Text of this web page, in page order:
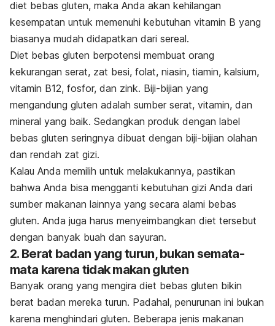
diet bebas gluten, maka Anda akan kehilangan
kesempatan untuk memenuhi kebutuhan vitamin B yang
biasanya mudah didapatkan dari sereal.
Diet bebas gluten berpotensi membuat orang
kekurangan serat, zat besi, folat, niasin, tiamin, kalsium,
vitamin B12, fosfor, dan zink. Biji-bijian yang
mengandung gluten adalah sumber serat, vitamin, dan
mineral yang baik. Sedangkan produk dengan label
bebas gluten seringnya dibuat dengan biji-bijian olahan
dan rendah zat gizi.
Kalau Anda memilih untuk melakukannya, pastikan
bahwa Anda bisa mengganti kebutuhan gizi Anda dari
sumber makanan lainnya yang secara alami bebas
gluten. Anda juga harus menyeimbangkan diet tersebut
dengan banyak buah dan sayuran.
2. Berat badan yang turun, bukan semata-
mata karena tidak makan gluten
Banyak orang yang mengira diet bebas gluten bikin
berat badan mereka turun. Padahal, penurunan ini bukan
karena menghindari gluten. Beberapa jenis makanan